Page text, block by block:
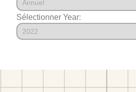
Sélectionner Year: